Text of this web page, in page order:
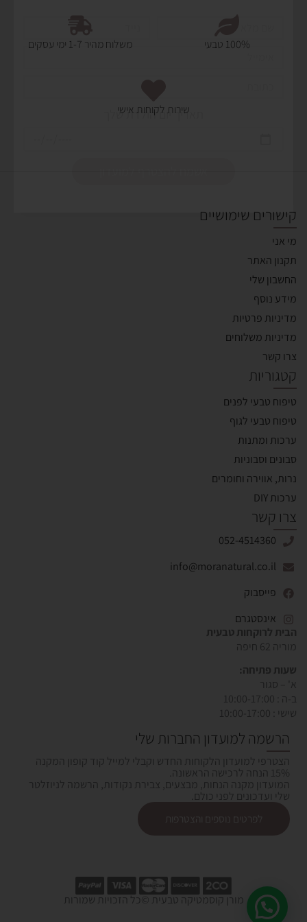
100% טבעי משלוח מהיר 1-7 ימי עסקים
שירות לקוחות אישי
קישורים שימושיים
מי אני
תקנון האתר
החשבון שלי
מידע נוסף
מדיניות פרטיות
מדיניות משלוחים
צרו קשר
קטגוריות
טיפוח טבעי לפנים
טיפוח טבעי לגוף
ערכות ומתנות
סבונים וסבוניות
נרות, אווירה וחומרים
ערכות DIY
צרו קשר
052-4514360
info@moranatural.co.il
פייסבוק
אינסטגרם
הבית לרוקחות טבעית
מוריה 62 חיפה
שעות פתיחה:
א' – סגור
ב-ה : 10:00-17:00
שישי : 10:00-17:00
הרשמה למועדון החברות שלי
הצטרפי למועדון הלקוחות החדש וקבלי למייל קוד קופון המקנה
15% הנחה לרכישה הראשונה.
המועדון מקנה הנחות, מבצעים, צבירת נקודות, הרשמה לניוזלטר
שלי ועדכונים לפני כולם.
מורן קוסמטיקה טבעית ©כל הזכויות שמורות